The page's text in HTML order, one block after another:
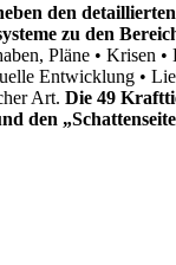
den
zu den
Pläne • Krisen •
Entwicklung •
Art. Die 49
den